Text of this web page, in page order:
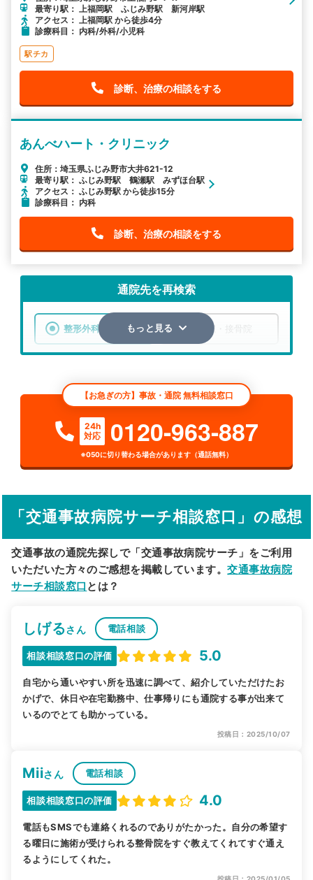
最寄り駅： 上福岡駅 ふじみ野駅 新河岸駅
アクセス： 上福岡駅 から徒歩4分
診療科目： 内科/外科/小児科
駅チカ
診断、治療の相談をする
あんべハート・クリニック
住所：埼玉県ふじみ野市大井621-12
最寄り駅： ふじみ野駅 鶴瀬駅 みずほ台駅
アクセス： ふじみ野駅 から徒歩15分
診療科目： 内科
診断、治療の相談をする
通院先を再検索
整形外科 整骨院・接骨院
検索する
詳細条件で絞り込む
その他の検索方法
駅から探す 院名から探す
もっと見る
【お急ぎの方】事故・通院 無料相談窓口
24h
対応
0120-963-887
※050に切り替わる場合があります（通話無料）
「交通事故病院サーチ相談窓口」の感想
交通事故の通院先探しで「交通事故病院サーチ」をご利用
いただいた方々のご感想を掲載しています。交通事故病院
サーチ相談窓口 とは？
しげるさん 電話相談
相談相談窓口の評価 5.0
自宅から通いやすい所を迅速に調べて、紹介していただけたお
かげで、休日や在宅勤務中、仕事帰りにも通院する事が出来て
いるのでとても助かっている。
投稿日：2025/10/07
Miiさん 電話相談
相談相談窓口の評価 4.0
電話もSMSでも連絡くれるのでありがたかった。自分の希望す
る曜日に施術が受けられる整骨院をすぐ教えてくれてすぐ通え
るようにしてくれた。